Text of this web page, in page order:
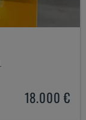
18.000 €